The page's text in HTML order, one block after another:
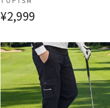
¥2,999